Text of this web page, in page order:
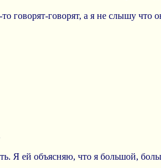
говорят, а я не слышу что
Я ей объясняю, что я большой,